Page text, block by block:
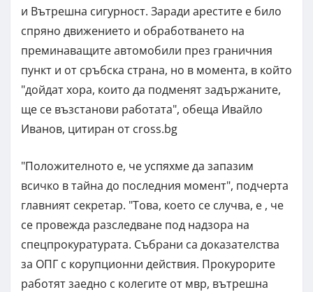
и Вътрешна сигурност. Заради арестите е било
спряно движението и обработването на
преминаващите автомобили през граничния
пункт и от сръбска страна, но в момента, в който
"дойдат хора, които да подменят задържаните,
ще се възстанови работата", обеща Ивайло
Иванов, цитиран от cross.bg
"Положителното е, че успяхме да запазим
всичко в тайна до последния момент", подчерта
главният секретар. "Това, което се случва, е , че
се провежда разследване под надзора на
спецпрокуратурата. Събрани са доказателства
за ОПГ с корупционни действия. Прокурорите
работят заедно с колегите от мвр, вътрешна